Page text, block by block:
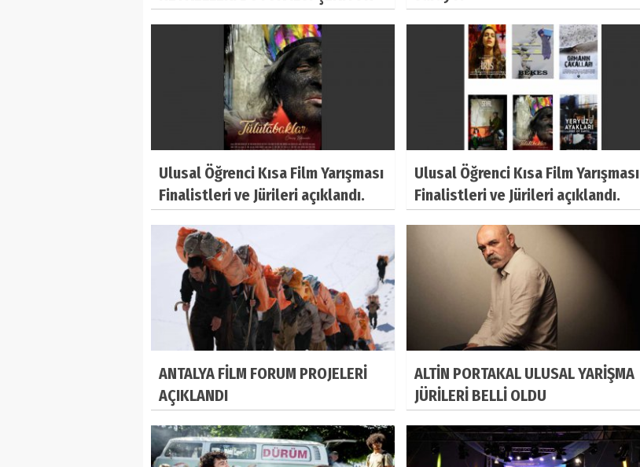
Ulusal Öğrenci Kısa Film Yarışması
Finalistleri ve Jürileri açıklandı.
Ulusal Öğrenci Kısa Film Yarışması
Finalistleri ve Jürileri açıklandı.
ANTALYA FİLM FORUM PROJELERİ
AÇIKLANDI
ALTİN PORTAKAL ULUSAL YARİŞMA
JÜRİLERİ BELLİ OLDU